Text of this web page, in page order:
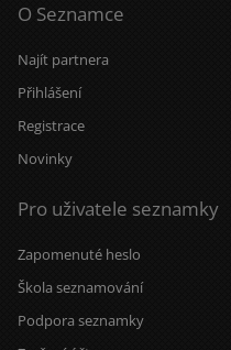
zprávu denně jednomu uživateli.
O Seznamce
Najít partnera
Přihlášení
Registrace
Novinky
Pro uživatele seznamky
Zapomenuté heslo
Škola seznamování
Podpora seznamky